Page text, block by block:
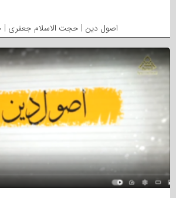
اصول دین | حجت الاسلام جعفری |